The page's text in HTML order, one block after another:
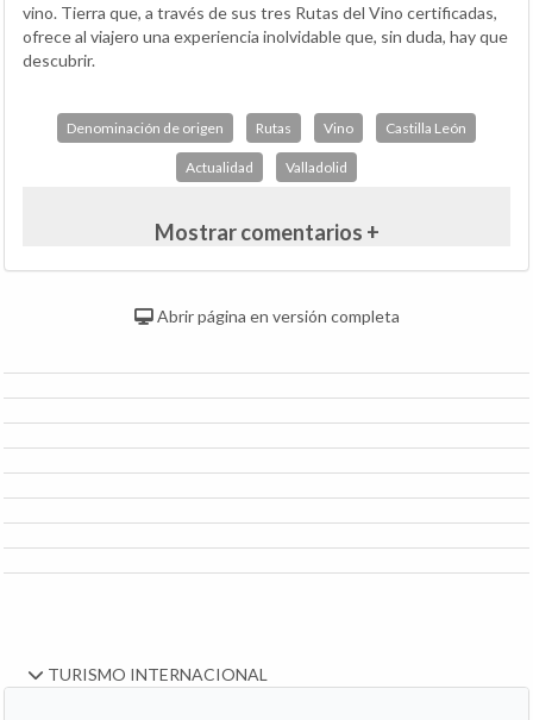
vino. Tierra que, a través de sus tres Rutas del Vino certificadas,
ofrece al viajero una experiencia inolvidable que, sin duda, hay que
descubrir.
Denominación de origen Rutas Vino Castilla León
Actualidad Valladolid
Mostrar comentarios +
Abrir página en versión completa
TURISMO INTERNACIONAL